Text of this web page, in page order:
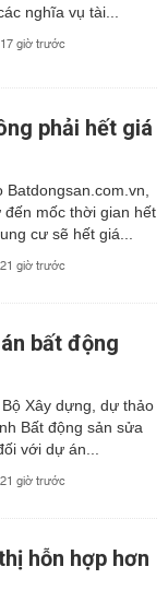
nghĩa vụ tài...
17 giờ trước
phải hết giá
đến mốc thời gian hết
cư sẽ hết giá...
21 giờ trước
bất động
Xây dựng, dự thảo
Bất động sản sửa
với dự án...
21 giờ trước
hỗn hợp hơn